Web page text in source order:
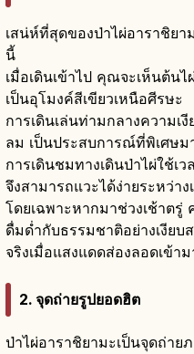
เสน่ห์ที่สุดของป่าไผ่อาราชิยา
นี้
เมื่อเดินเข้าไป คุณจะเห็นต้น
เป็นอุโมงค์สีเขียวเหนือศีรษะ
การเดินเล่นท่ามกลางความเ
ลม เป็นประสบการณ์ที่พิเศษม
การเดินชมทางเดินป่าไผ่ใช้เ
จึงสามารถแวะได้ง่ายระหว่า
โดยเฉพาะหากมาช่วงเช้าต
ดื่มด่ำกับธรรมชาติอย่างเงีย
จริงเมื่อแสงแดดส่องลอดเข้าม
2. จุดถ่ายรูปยอดฮิต
ป่าไผ่อาราชิยามะเป็นจุดถ่า